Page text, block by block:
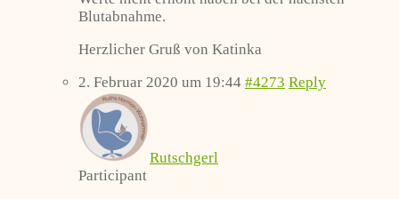
Blutabnahme.
Herzlicher Gruß von Katinka
2. Februar 2020 um 19:44 #4273 Reply
Rutschgerl
Participant